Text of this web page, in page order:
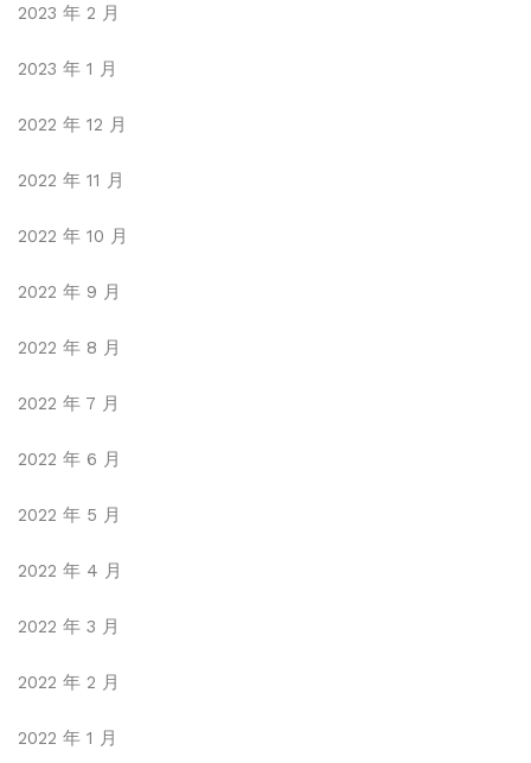
2023 年 2 月
2023 年 1 月
2022 年 12 月
2022 年 11 月
2022 年 10 月
2022 年 9 月
2022 年 8 月
2022 年 7 月
2022 年 6 月
2022 年 5 月
2022 年 4 月
2022 年 3 月
2022 年 2 月
2022 年 1 月